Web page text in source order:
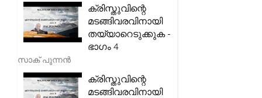
ക്രിസ്തുവിന്റെ
മടങ്ങിവരവിനായി
തയ്യാറെടുക്കുക -
ഭാഗം 4
സാക് പുന്നൻ
ക്രിസ്തുവിന്റെ
മടങ്ങിവരവിനായി